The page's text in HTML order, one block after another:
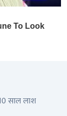
साल लाश